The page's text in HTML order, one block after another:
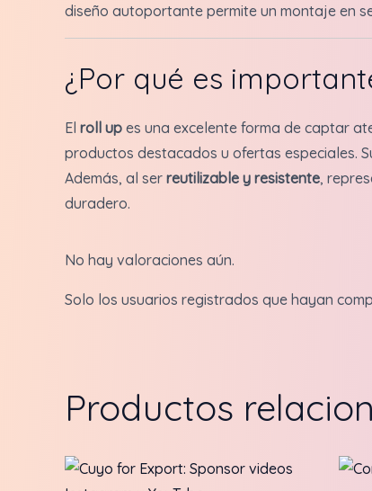
diseño autoportante permite un montaje en
¿Por qué es
El roll up es una excelente forma de captar
productos destacados u ofertas especiales.
Además, al ser reutilizable y resistente,
duradero.
No hay valoraciones aún.
Solo los usuarios registrados que hayan
Productos